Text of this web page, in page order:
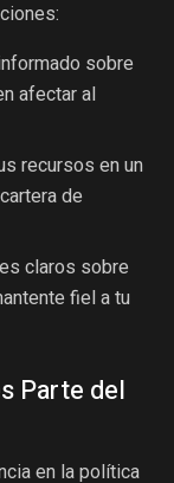
sobre
afectar al
recursos en un
de
claros sobre
fiel a tu
Parte del
en la política